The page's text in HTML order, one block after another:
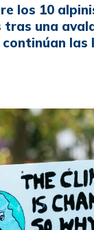
los 10
una
las